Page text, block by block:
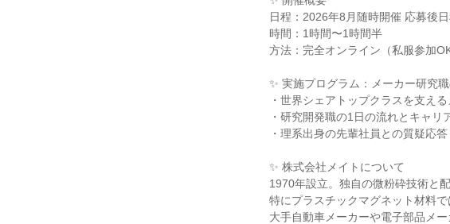
日程：2026年8月随時開催 応募後
時間：1時間〜1時間半
方法：完全オンライン（私服参加OK
✨ 実施プログラム：メーカー研究
・世界シェアトップクラスを支え
・研究開発職の1日の流れとキャリ
・理系出身の先輩社員との質疑応答
✨ 株式会社メイトについて
1970年設立。独自の微粉砕技術と
特にプラスチックマグネット材料
大手自動車メーカーや電子部品メ